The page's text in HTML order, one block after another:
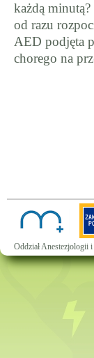
każdą
od razu
AED podjęta
chorego na
Oddział Anestezjologii